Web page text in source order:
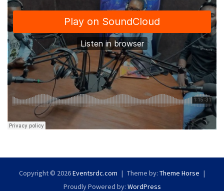
Copyright © 2026Eventsrdc.com Theme by: Theme Horse
Proudly Powered by: WordPress